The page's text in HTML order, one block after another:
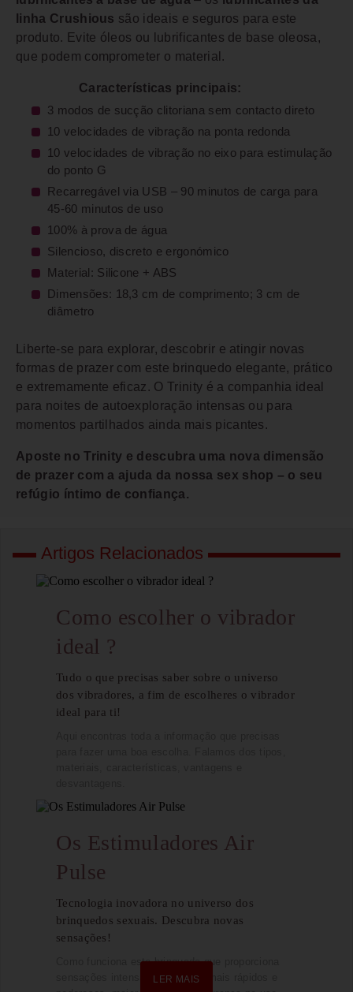
linha Crushious são ideais e seguros para este
produto. Evite óleos ou lubrificantes de base oleosa,
que podem comprometer o material.
Características principais:
3 modos de sucção clitoriana sem contacto direto
10 velocidades de vibração na ponta redonda
10 velocidades de vibração no eixo para estimulação
do ponto G
Recarregável via USB – 90 minutos de carga para
45-60 minutos de uso
100% à prova de água
Silencioso, discreto e ergonómico
Material: Silicone + ABS
Dimensões: 18,3 cm de comprimento; 3 cm de
diâmetro
Liberte-se para explorar, descobrir e atingir novas
formas de prazer com este brinquedo elegante, prático
e extremamente eficaz. O Trinity é a companhia ideal
para noites de autoexploração intensas ou para
momentos partilhados ainda mais picantes.
Aposte no Trinity e descubra uma nova dimensão
de prazer com a ajuda da nossa sex shop – o seu
refúgio íntimo de confiança.
Artigos Relacionados
Como escolher o vibrador
ideal ?
Tudo o que precisas saber sobre o universo
dos vibradores, a fim de escolheres o vibrador
ideal para ti!
LER MAIS
Os Estimuladores Air
Pulse
Tecnologia inovadora no universo dos
brinquedos sexuais. Descubra novas
sensações!
Como funciona este brinquedo que proporciona
sensações intensas, orgasmos mais rápidos e
LER MAIS